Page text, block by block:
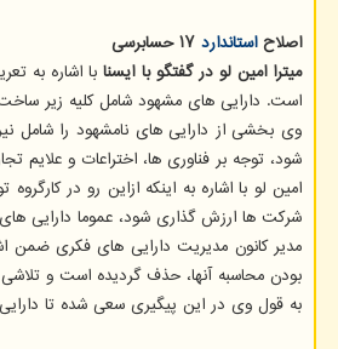
اصلاحاستاندارد
میترا امین لو در گفتگو با ایسنا با اشاره به
است. دارایی های مشهود شامل کلیه زیر
وی بخشی از دارایی های نامشهود را شامل
شود، توجه بر فناوری ها، اختراعات و
امین لو با اشاره به اینکه ازاین رو در
شرکت ها ارزش گذاری شود، عموما دارایی
بودن محاسبه آنها، حذف گردیده است و تلاشی که در ایران از ۱.۵ سال قبل توسط معاونت علمی ریاست جمهوری صورت
به قول وی در این پیگیری سعی شده تا